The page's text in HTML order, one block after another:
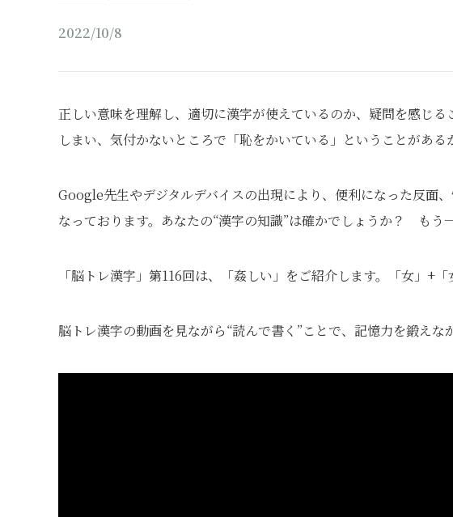
2022/10/8
正しい意味を理解し、適切に漢字が使えているのか、疑問を感じ
しまい、気付かないところで「恥をかいている」ということがある
Google先生やデジタルデバイスの出現により、便利になった反面
なっております。あなたの“漢字の知識”は確かでしょうか？ もう
「脳トレ漢字」第116回は、「姦しい」をご紹介します。「女」+
脳トレ漢字の動画を見ながら“読んで書く”ことで、記憶力を鍛えな